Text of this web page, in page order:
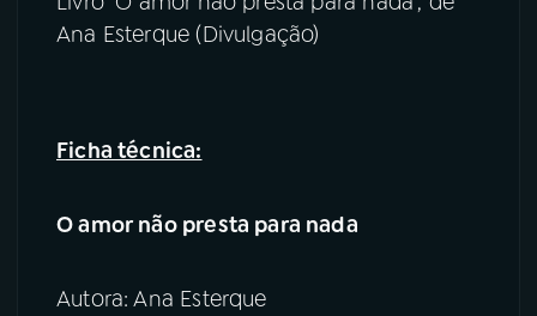
Ana Esterque (Divulgação)
Ficha técnica:
O amor não presta para nada
Autora: Ana Esterque